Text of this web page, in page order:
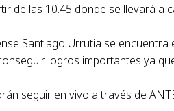
de las 10.45 donde se llevará a
Santiago Urrutia se
logros importantes ya
seguir en vivo a través de